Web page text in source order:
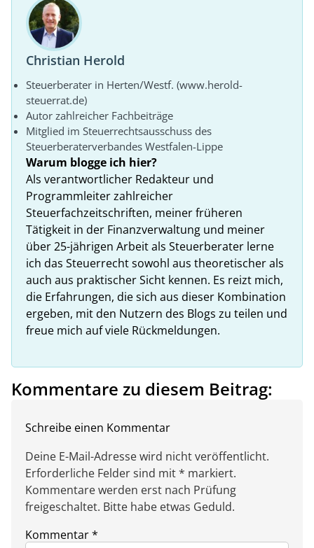
Christian Herold
Steuerberater in Herten/Westf. (www.herold-
steuerrat.de)
Autor zahlreicher Fachbeiträge
Mitglied im Steuerrechtsausschuss des
Steuerberaterverbandes Westfalen-Lippe
Warum blogge ich hier?
Als verantwortlicher Redakteur und
Programmleiter zahlreicher
Steuerfachzeitschriften, meiner früheren
Tätigkeit in der Finanzverwaltung und meiner
über 25-jährigen Arbeit als Steuerberater lerne
ich das Steuerrecht sowohl aus theoretischer als
auch aus praktischer Sicht kennen. Es reizt mich,
die Erfahrungen, die sich aus dieser Kombination
ergeben, mit den Nutzern des Blogs zu teilen und
freue mich auf viele Rückmeldungen.
Kommentare zu diesem Beitrag:
Schreibe einen Kommentar
Deine E-Mail-Adresse wird nicht veröffentlicht.
Erforderliche Felder sind mit * markiert.
Kommentare werden erst nach Prüfung
freigeschaltet. Bitte habe etwas Geduld.
Kommentar*